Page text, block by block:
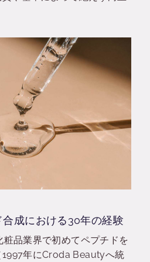
成における30年の経験
品業界で初めてペプチドを
年にCroda Beautyへ統